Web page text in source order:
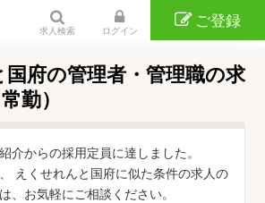
求人検索 ログイン
ご登録
府の管理者・管理職の求
勤）
介からの採用定員に達しました。
えくせれんと国府に似た条件の求人の
、お気軽にご相談ください。